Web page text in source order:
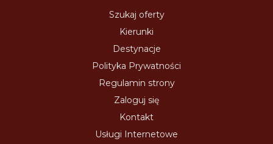
Szukaj oferty
Kierunki
Destynacje
Polityka Prywatności
Regulamin strony
Zaloguj się
Kontakt
Usługi Internetowe